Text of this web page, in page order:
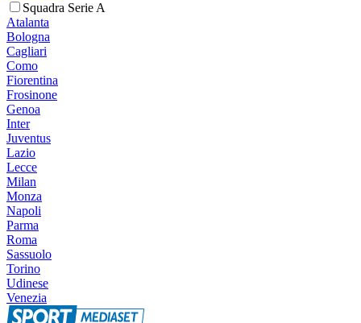
Squadra Serie A
Atalanta
Bologna
Cagliari
Como
Fiorentina
Frosinone
Genoa
Inter
Juventus
Lazio
Lecce
Milan
Monza
Napoli
Parma
Roma
Sassuolo
Torino
Udinese
Venezia